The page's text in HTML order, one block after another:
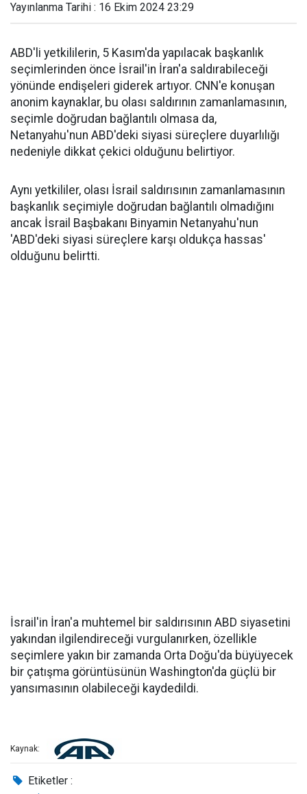
Yayınlanma Tarihi : 16 Ekim 2024 23:29
ABD'li yetkililerin, 5 Kasım'da yapılacak başkanlık
seçimlerinden önce İsrail'in İran'a saldırabileceği
yönünde endişeleri giderek artıyor. CNN'e konuşan
anonim kaynaklar, bu olası saldırının zamanlamasının,
seçimle doğrudan bağlantılı olmasa da,
Netanyahu'nun ABD'deki siyasi süreçlere duyarlılığı
nedeniyle dikkat çekici olduğunu belirtiyor.
Aynı yetkililer, olası İsrail saldırısının zamanlamasının
başkanlık seçimiyle doğrudan bağlantılı olmadığını
ancak İsrail Başbakanı Binyamin Netanyahu'nun
'ABD'deki siyasi süreçlere karşı oldukça hassas'
olduğunu belirtti.
İsrail'in İran'a muhtemel bir saldırısının ABD siyasetini
yakından ilgilendireceği vurgulanırken, özellikle
seçimlere yakın bir zamanda Orta Doğu'da büyüyecek
bir çatışma görüntüsünün Washington'da güçlü bir
yansımasının olabileceği kaydedildi.
Kaynak:
Etiketler :